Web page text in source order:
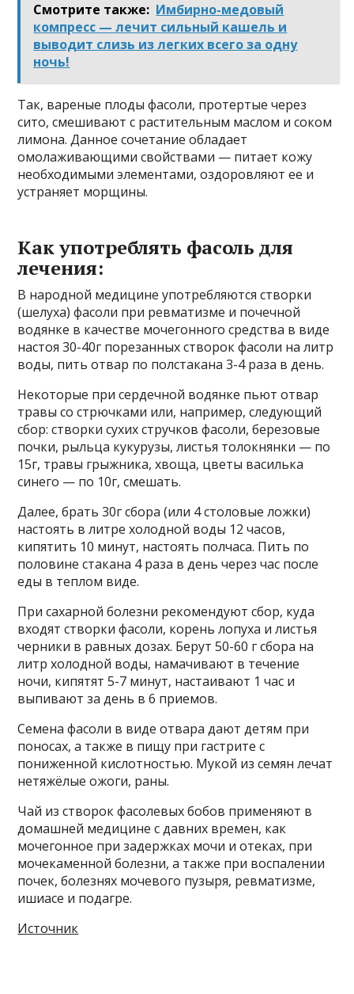
Смотрите также: Имбирно-медовый
компресс — лечит сильный кашель и
выводит слизь из легких всего за одну
ночь!
Так, вареные плоды фасоли, протертые через
сито, смешивают с растительным маслом и соком
лимона. Данное сочетание обладает
омолаживающими свойствами — питает кожу
необходимыми элементами, оздоровляют ее и
устраняет морщины.
Как употреблять фасоль для
лечения:
В народной медицине употребляются створки
(шелуха) фасоли при ревматизме и почечной
водянке в качестве мочегонного средства в виде
настоя 30-40г порезанных створок фасоли на литр
воды, пить отвар по полстакана 3-4 раза в день.
Некоторые при сердечной водянке пьют отвар
травы со стрючками или, например, следующий
сбор: створки сухих стручков фасоли, березовые
почки, рыльца кукурузы, листья толокнянки — по
15г, травы грыжника, хвоща, цветы василька
синего — по 10г, смешать.
Далее, брать 30г сбора (или 4 столовые ложки)
настоять в литре холодной воды 12 часов,
кипятить 10 минут, настоять полчаса. Пить по
половине стакана 4 раза в день через час после
еды в теплом виде.
При сахарной болезни рекомендуют сбор, куда
входят створки фасоли, корень лопуха и листья
черники в равных дозах. Берут 50-60 г сбора на
литр холодной воды, намачивают в течение
ночи, кипятят 5-7 минут, настаивают 1 час и
выпивают за день в 6 приемов.
Семена фасоли в виде отвара дают детям при
поносах, а также в пищу при гастрите с
пониженной кислотностью. Мукой из семян лечат
нетяжёлые ожоги, раны.
Чай из створок фасолевых бобов применяют в
домашней медицине с давних времен, как
мочегонное при задержках мочи и отеках, при
мочекаменной болезни, а также при воспалении
почек, болезнях мочевого пузыря, ревматизме,
ишиасе и подагре.
Источник